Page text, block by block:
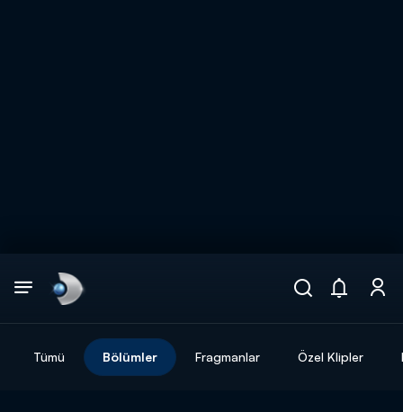
Tümü Bölümler Fragmanlar Özel Klipler